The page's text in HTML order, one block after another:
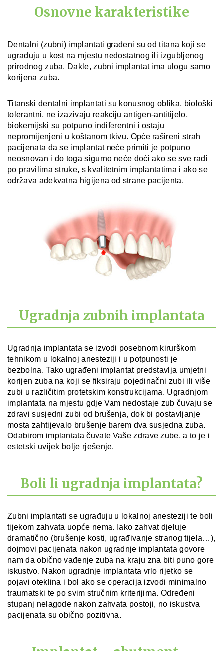
Osnovne karakteristike
Dentalni (zubni) implantati građeni su od titana koji se
ugrađuju u kost na mjestu nedostatnog ili izgubljenog
prirodnog zuba. Dakle, zubni implantat ima ulogu samo
korijena zuba.
Titanski dentalni implantati su konusnog oblika, biološki
tolerantni, ne izazivaju reakciju antigen-antitijelo,
biokemijski su potpuno indiferentni i ostaju
nepromijenjeni u koštanom tkivu. Opće rašireni strah
pacijenata da se implantat neće primiti je potpuno
neosnovan i do toga sigurno neće doći ako se sve radi
po pravilima struke, s kvalitetnim implantatima i ako se
održava adekvatna higijena od strane pacijenta.
Ugradnja zubnih implantata
Ugradnja implantata se izvodi posebnom kirurškom
tehnikom u lokalnoj anesteziji i u potpunosti je
bezbolna. Tako ugrađeni implantat predstavlja umjetni
korijen zuba na koji se fiksiraju pojedinačni zubi ili više
zubi u različitim protetskim konstrukcijama. Ugradnjom
implantata na mjestu gdje Vam nedostaje zub čuvaju se
zdravi susjedni zubi od brušenja, dok bi postavljanje
mosta zahtijevalo brušenje barem dva susjedna zuba.
Odabirom implantata čuvate Vaše zdrave zube, a to je i
estetski uvijek bolje rješenje.
Boli li ugradnja implantata?
Zubni implantati se ugrađuju u lokalnoj anesteziji te boli
tijekom zahvata uopće nema. Iako zahvat djeluje
dramatično (brušenje kosti, ugrađivanje stranog tijela…),
dojmovi pacijenata nakon ugradnje implantata govore
nam da obično vađenje zuba na kraju zna biti puno gore
iskustvo. Nakon ugradnje implantata vrlo rijetko se
pojavi oteklina i bol ako se operacija izvodi minimalno
traumatski te po svim stručnim kriterijima. Određeni
stupanj nelagode nakon zahvata postoji, no iskustva
pacijenata su obično pozitivna.